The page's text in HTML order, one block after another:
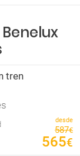
tren
desde
587€
565€